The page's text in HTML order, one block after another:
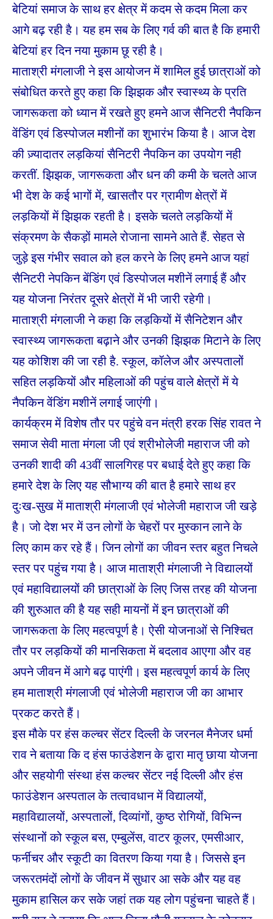
बेटियां समाज के साथ हर क्षेत्र में कदम से कदम मिला कर
आगे बढ़ रही है। यह हम सब के लिए गर्व की बात है कि हमारी
बेटियां हर दिन नया मुकाम छू रही है।
माताश्री मंगलाजी ने इस आयोजन में शामिल हुई छात्राओं को
संबोधित करते हुए कहा कि झिझक और स्वास्थ्य के प्रति
जागरूकता को ध्यान में रखते हुए हमने आज सैनिटरी नैपकिन
वेंडिंग एवं डिस्पोजल मशीनों का शुभारंभ किया है। आजदेश
की ज़्यादातर लड़कियां सैनिटरी नैपकिन का उपयोग नही
करतीं. झिझक, जागरूकता और धन की कमी के चलते आज
भी देश के कई भागों में, खासतौर पर ग्रामीण क्षेत्रों में
लड़कियों में झिझक रहती है। इसके चलते लड़कियों में
संक्रमण के सैकड़ों मामले रोजाना सामने आते हैं. सेहत से
जुड़े इस गंभीर सवाल को हल करने के लिए हमने आज यहां
सैनिटरी नेपकिन बेंडिंग एवं डिस्पोजल मशीनें लगाई हैं और
यह योजना निरंतर दूसरे क्षेत्रों में भी जारी रहेगी।
माताश्री मंगलाजी ने कहा कि लड़कियों में सैनिटेशन और
स्वास्थ्य जागरूकता बढ़ाने और उनकी झिझक मिटाने के लिए
यह कोशिश की जा रही है. स्कूल, कॉलेज और अस्पतालों
सहित लड़कियों और महिलाओं की पहुंच वाले क्षेत्रों में ये
नैपकिन वेंडिंग मशीनें लगाई जाएंगी।
कार्यक्रम में विशेष तौर पर पहुंचे वन मंत्री हरक सिंह रावत ने
समाज सेवी माता मंगला जी एवं श्रीभोलेजी महाराज जी को
उनकी शादी की 43वीं सालगिरह पर बधाई देते हुए कहा कि
हमारे देश के लिए यह सौभाग्य की बात है हमारे साथ हर
दुःख-सुख में माताश्री मंगलाजी एवं भोलेजी महाराज जी खड़े
है। जो देश भर में उन लोगों के चेहरों पर मुस्कान लाने के
लिए काम कर रहे हैं। जिन लोगों का जीवन स्तर बहुत निचले
स्तर पर पहुंच गया है। आज माताश्री मंगलाजी ने विद्यालयों
एवं महाविद्यालयों की छात्राओं के लिए जिस तरह की योजना
की शुरुआत की है यह सही मायनों में इन छात्राओं की
जागरूकता के लिए महत्वपूर्ण है। ऐसी योजनाओं से निश्चित
तौर पर लड़कियों की मानसिकता में बदलाव आएगा और वह
अपने जीवन में आगे बढ़ पाएंगी। इस महत्वपूर्ण कार्य के लिए
हम माताश्री मंगलाजी एवं भोलेजी महाराज जी का आभार
प्रकट करते हैं।
इस मौके पर हंस कल्चर सेंटर दिल्ली के जरनल मैनेजर धर्मा
राव ने बताया कि द हंस फाउंडेशन के द्वारा मातृ छाया योजना
और सहयोगी संस्था हंस कल्चर सेंटर नई दिल्ली और हंस
फाउंडेशन अस्पताल के तत्वावधान में विद्यालयों,
महाविद्यालयों, अस्पतालों, दिव्यांगों, कुष्ठ रोगियों, विभिन्न
संस्थानों को स्कूल बस, एम्बुलेंस, वाटर कूलर, एमसीआर,
फर्नीचर और स्कूटी का वितरण किया गया है। जिससे इन
जरूरतमंदों लोगों के जीवन में सुधार आ सके और यह वह
मुकाम हासिल कर सके जहां तक यह लोग पहुंचना चाहते हैं।